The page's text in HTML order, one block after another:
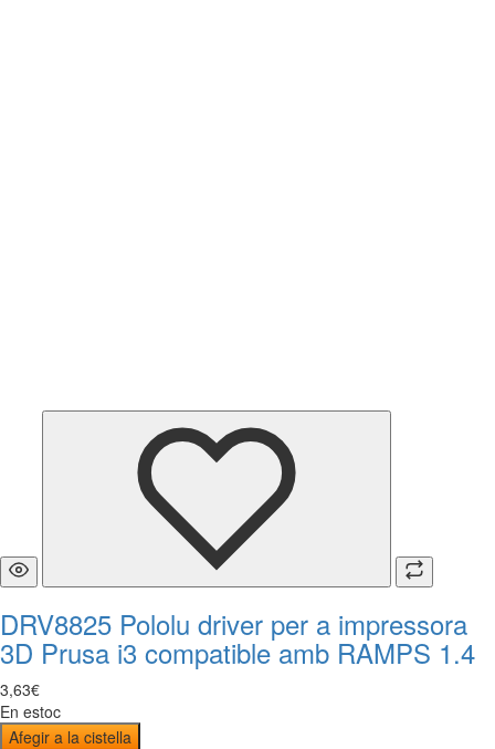
DRV8825 Pololu driver per a impressora
3D Prusa i3 compatible amb RAMPS 1.4
3,63€
En estoc
Afegir a la cistella